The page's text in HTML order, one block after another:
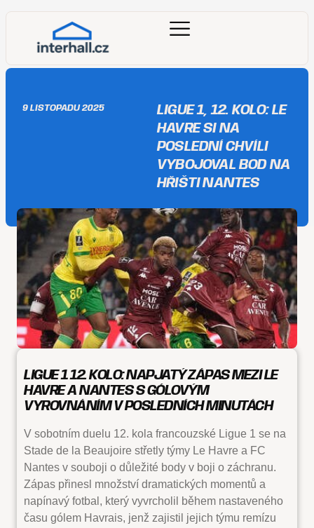
9 LISTOPADU 2025
LIGUE 1, 12. KOLO: LE
HAVRE SI NA
POSLEDNÍ CHVÍLI
VYBOJOVAL BOD NA
HŘIŠTI NANTES
LIGUE 1 12. KOLO: NAPJATÝ ZÁPAS MEZI LE
HAVRE A NANTES S GÓLOVÝM
VYROVNÁNÍM V POSLEDNÍCH MINUTÁCH
V sobotním duelu 12. kola francouzské Ligue 1 se na
Stade de la Beaujoire střetly týmy Le Havre a FC
Nantes v souboji o důležité body v boji o záchranu.
Zápas přinesl množství dramatických momentů a
napínavý fotbal, který vyvrcholil během nastaveného
času gólem Havrais, jenž zajistil jejich týmu remízu